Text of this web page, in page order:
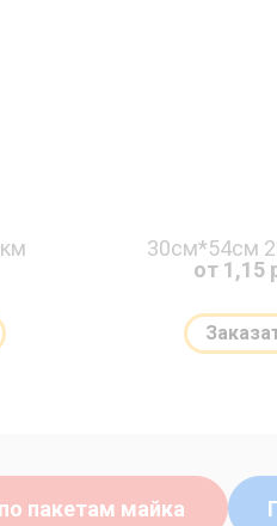
30см*54см
от 1,15
пакетам майка